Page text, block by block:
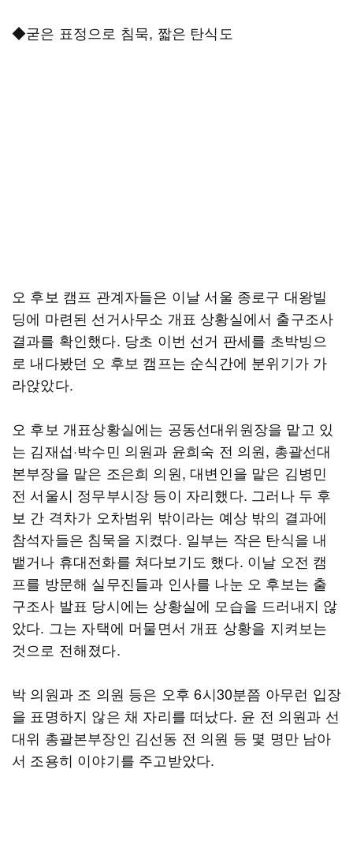
◆굳은 표정으로 침묵, 짧은 탄식도
오 후보 캠프 관계자들은 이날 서울 종로구 대왕빌
딩에 마련된 선거사무소 개표 상황실에서 출구조사
결과를 확인했다. 당초 이번 선거 판세를 초박빙으
로 내다봤던 오 후보 캠프는 순식간에 분위기가 가
라앉았다.
오 후보 개표상황실에는 공동선대위원장을 맡고 있
는 김재섭·박수민 의원과 윤희숙 전 의원, 총괄선대
본부장을 맡은 조은희 의원, 대변인을 맡은 김병민
전 서울시 정무부시장 등이 자리했다. 그러나 두 후
보 간 격차가 오차범위 밖이라는 예상 밖의 결과에
참석자들은 침묵을 지켰다. 일부는 작은 탄식을 내
뱉거나 휴대전화를 쳐다보기도 했다. 이날 오전 캠
프를 방문해 실무진들과 인사를 나눈 오 후보는 출
구조사 발표 당시에는 상황실에 모습을 드러내지 않
았다. 그는 자택에 머물면서 개표 상황을 지켜보는
것으로 전해졌다.
박 의원과 조 의원 등은 오후 6시30분쯤 아무런 입장
을 표명하지 않은 채 자리를 떠났다. 윤 전 의원과 선
대위 총괄본부장인 김선동 전 의원 등 몇 명만 남아
서 조용히 이야기를 주고받았다.